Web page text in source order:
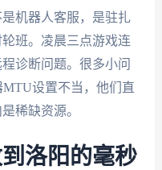
机器人客服，是驻扎
班。凌晨三点游戏连
诊断问题。很多小问
设置不当，他们直
稀缺资源。
洛阳的毫秒